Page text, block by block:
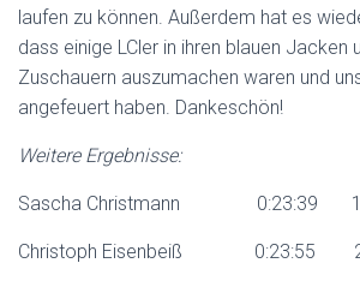
laufen zu können. Außerdem hat es
dass einige LCler in ihren blauen Jacken
Zuschauern auszumachen waren und
angefeuert haben. Dankeschön!
Weitere Ergebnisse:
Sascha Christmann 0:23:39
Christoph Eisenbeiß 0:23:55